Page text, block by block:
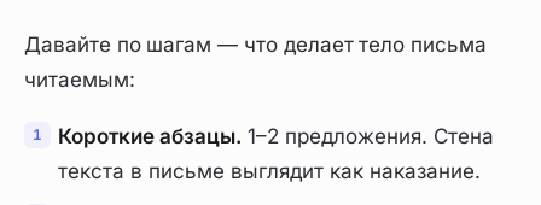
Давайте по шагам — что делает тело письма
читаемым:
Короткие абзацы. 1–2 предложения. Стена
текста в письме выглядит как наказание.